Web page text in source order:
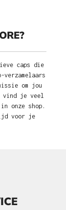
caps die
om jou
vind je veel
onze shop.
voor je